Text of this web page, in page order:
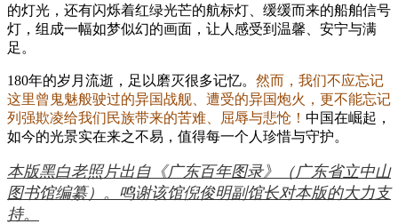
的灯光，还有闪烁着红绿光芒的航标灯、缓缓而来的船舶信号
灯，组成一幅如梦似幻的画面，让人感受到温馨、安宁与满
足。
180年的岁月流逝，足以磨灭很多记忆。 然而，我们不应忘记
这里曾鬼魅般驶过的异国战舰、遭受的异国炮火，更不能忘记
列强欺凌给我们民族带来的苦难、屈辱与悲怆！ 中国在崛起，
如今的光景实在来之不易，值得每一个人珍惜与守护。
本版黑白老照片出自《广东百年图录》（广东省立中山
图书馆编纂）。鸣谢该馆倪俊明副馆长对本版的大力支
持。